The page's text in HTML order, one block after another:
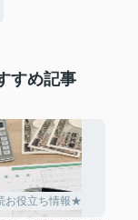
すめ記事
お役立ち情報★